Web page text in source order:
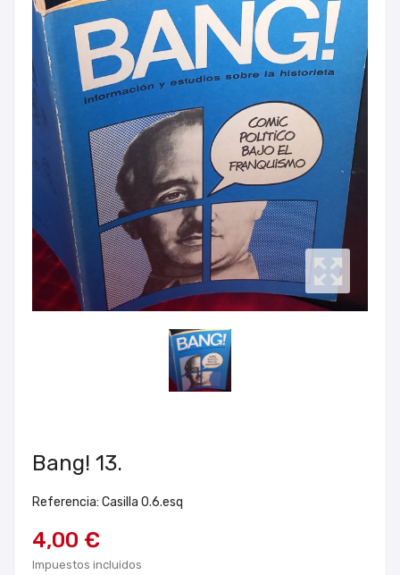
Bang! 13.
Referencia: Casilla 0.6.esq
4,00 €
Impuestos incluidos